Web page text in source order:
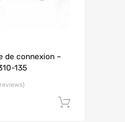
de connexion –
135